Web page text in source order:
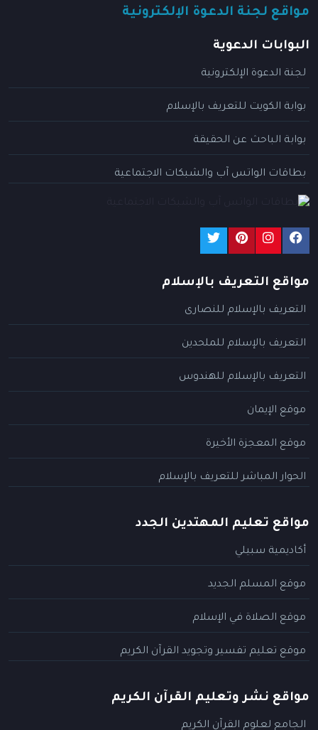
مواقع لجنة الدعوة الإلكترونية
البوابات الدعوية
لجنة الدعوة الإلكترونية
بوابة الكويت للتعريف بالإسلام
بوابة الباحث عن الحقيقة
بطاقات الواتس آب والشبكات الاجتماعية
مواقع التعريف بالإسلام
التعريف بالإسلام للنصارى
التعريف بالإسلام للملحدين
التعريف بالإسلام للهندوس
موقع الإيمان
موقع المعجزة الأخيرة
الحوار المباشر للتعريف بالإسلام
مواقع تعليم المهتدين الجدد
أكاديمية سبيلي
موقع المسلم الجديد
موقع الصلاة في الإسلام
موقع تعليم تفسير وتجويد القرآن الكريم
مواقع نشر وتعليم القرآن الكريم
الجامع لعلوم القرآن الكريم